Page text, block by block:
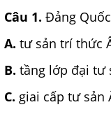
Câu 1. Đảng
A. tư sản trí thức
B. tầng lớp đại tư
C. giai cấp tư sản